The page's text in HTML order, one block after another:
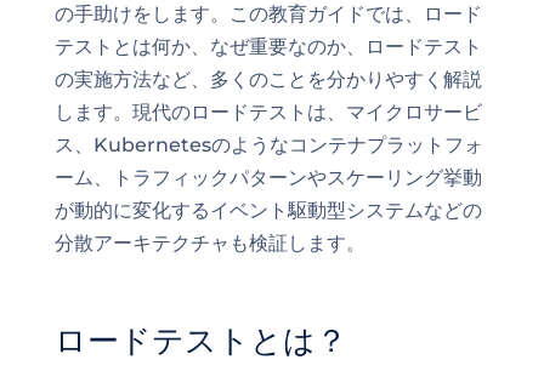
の手助けをします。この教育ガイドでは、ロード
テストとは何か、なぜ重要なのか、ロードテスト
の実施方法など、多くのことを分かりやすく解説
します。現代のロードテストは、マイクロサービ
ス、Kubernetesのようなコンテナプラットフォ
ーム、トラフィックパターンやスケーリング挙動
が動的に変化するイベント駆動型システムなどの
分散アーキテクチャも検証します。
ロードテストとは？